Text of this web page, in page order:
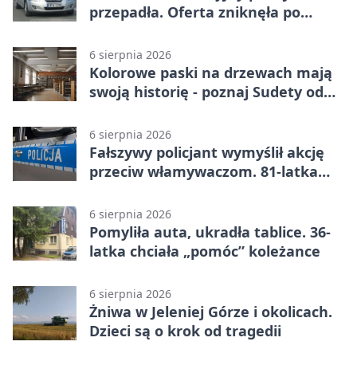
przepadła. Oferta zniknęła po
6 sierpnia 2026
Kolorowe paski na drzewach mają
swoją historię - poznaj Sudety od
6 sierpnia 2026
Fałszywy policjant wymyślił akcję
przeciw włamywaczom. 81-latka
6 sierpnia 2026
Pomyliła auta, ukradła tablice. 36-
latka chciała „pomóc” koleżance
6 sierpnia 2026
Żniwa w Jeleniej Górze i okolicach.
Dzieci są o krok od tragedii